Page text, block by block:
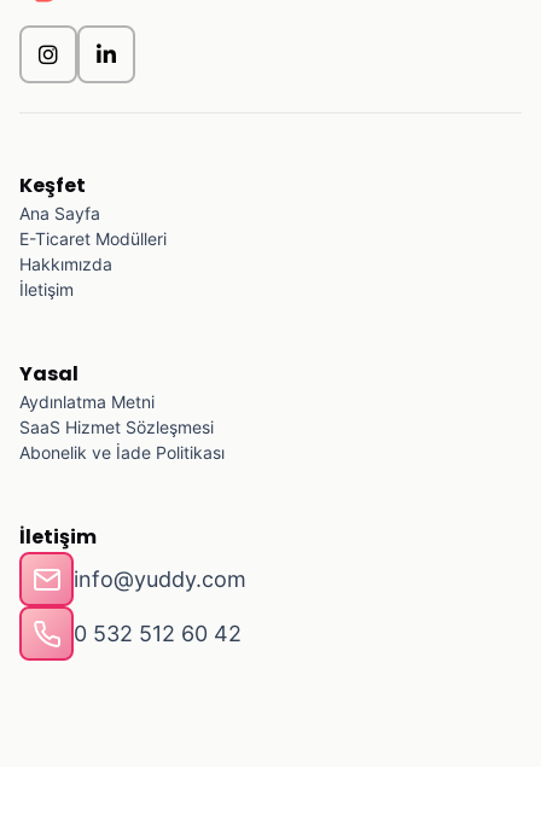
Keşfet
Ana Sayfa
E-Ticaret Modülleri
Hakkımızda
İletişim
Yasal
Aydınlatma Metni
SaaS Hizmet Sözleşmesi
Abonelik ve İade Politikası
İletişim
info@yuddy.com
0 532 512 60 42